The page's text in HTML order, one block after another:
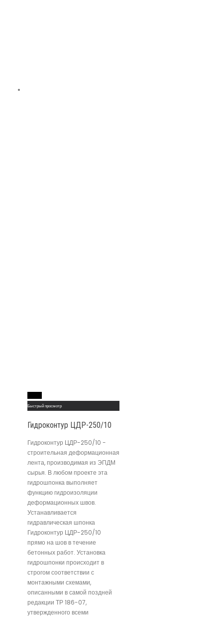
Быстрый просмотр
Гидроконтур ЦДР-250/10
Гидроконтур ЦДР-250/10 -
строительная деформационная
лента, производимая из ЭПДМ
сырья. В любом проекте эта
гидрошпонка выполняет
функцию гидроизоляции
деформационных швов.
Устанавливается
гидравлическая шпонка
Гидроконтур ЦДР-250/10
прямо на шов в течение
бетонных работ. Установка
гидрошпонки происходит в
строгом соответствии с
монтажными схемами,
описанными в самой поздней
редакции ТР 186-07,
утвержденного всеми